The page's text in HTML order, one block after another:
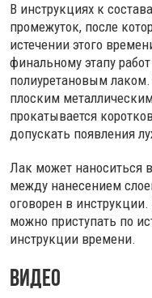
В инструкциях к
промежуток, после
истечении этого
финальному этапу
полиуретановым
плоским
прокатывается
допускать появления
Лак может наноситься
между нанесением
оговорен в
можно приступать по
инструкции времени.
Видео